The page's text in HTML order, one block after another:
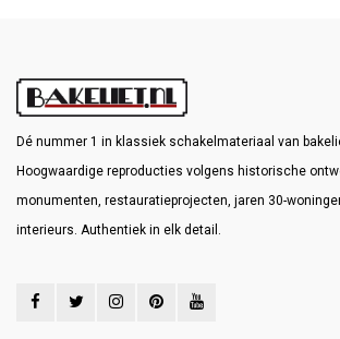
Dé nummer 1 in klassiek schakelmateriaal van
Hoogwaardige reproducties volgens historische
monumenten, restauratieprojecten, jaren 30-
interieurs. Authentiek in elk detail.